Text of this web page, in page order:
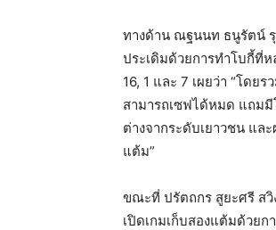
ทางด้าน ณฐนนท ธนูรัตน์
ประเดิมด้วยการทำโบกี้ที่
16, 1 และ 7 เผยว่า “โด
สามารถเซฟได้หมด แถมมี
ต่างจากระดับเยาวชน แล
แต้ม”
ขณะที่ ปรัตถกร สูยะศรี สวิ
เปิดเกมเก็บสองแต้มด้วย